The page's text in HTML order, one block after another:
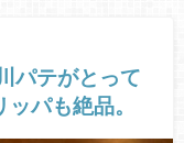
パテがとって
パも絶品。